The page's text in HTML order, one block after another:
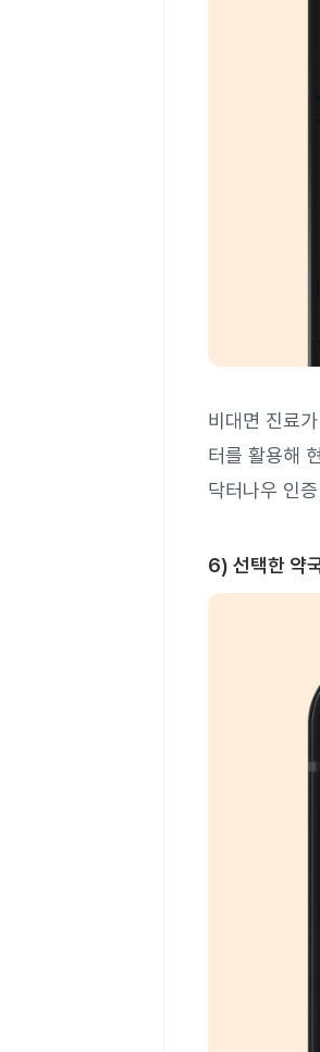
비대면 진료
터를 활용해
닥터나우 인
6) 선택한 약